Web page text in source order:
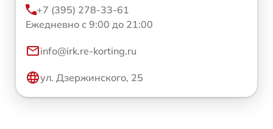
+7 (395) 278-33-61
Ежедневно с 9:00 до 21:00
info@irk.re-korting.ru
ул. Дзержинского, 25